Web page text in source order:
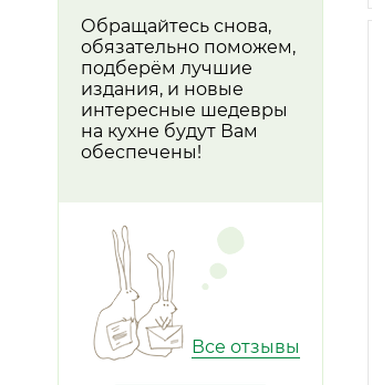
Обращайтесь снова,
обязательно поможем,
подберём лучшие
издания, и новые
интересные шедевры
на кухне будут Вам
обеспечены!
Все отзывы